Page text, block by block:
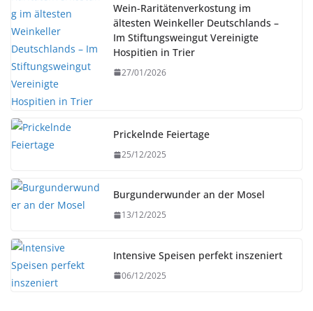
Wein-Raritätenverkostung im
ältesten Weinkeller Deutschlands –
Im Stiftungsweingut Vereinigte
Hospitien in Trier
27/01/2026
Prickelnde Feiertage
25/12/2025
Burgunderwunder an der Mosel
13/12/2025
Intensive Speisen perfekt inszeniert
06/12/2025